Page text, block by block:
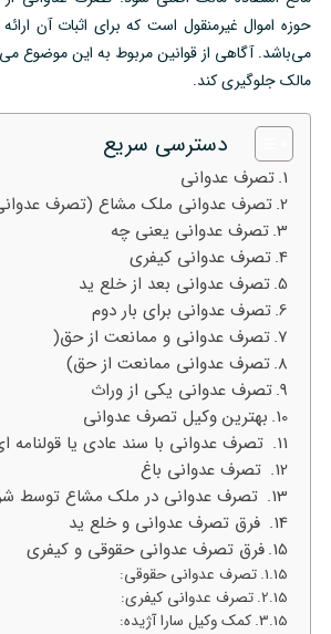
حوزه اموال غیرمنقول است که برای اثبات آن
می‌باشد. آگاهی از قوانین مربوط به این موضوع
مالک جلوگیری کند.
دسترسی سریع
تصرف عدوانی
تصرف عدوانی ملک مشاع (تصرف
تصرف عدوانی یعنی چه
تصرف عدوانی کیفری
تصرف عدوانی بعد از خلع ید
تصرف عدوانی برای بار دوم
تصرف عدوانی و ممانعت از حق(
تصرف عدوانی ممانعت از حق)
تصرف عدوانی یکی از وراث
بهترین وکیل تصرف عدوانی
تصرف عدوانی با سند عادی یا قولنامه
تصرف عدوانی باغ
تصرف عدوانی در ملک مشاع توسط
فرق تصرف عدوانی و خلع ید
فرق تصرف عدوانی حقوقی و کیفری
تصرف عدوانی حقوقی:
تصرف عدوانی کیفری:
کمک وکیل سارا آژیده: